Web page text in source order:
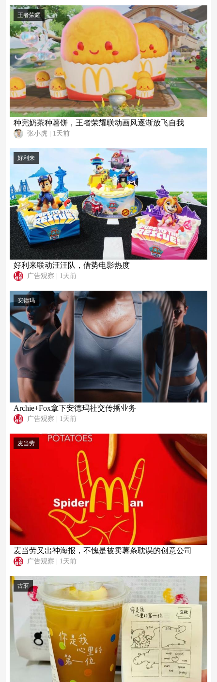
王者荣耀
种完奶茶种薯饼，王者荣耀联动画风逐渐放飞自我
张小虎 | 1天前
好利来
好利来联动汪汪队，借势电影热度
广告观察 1天前
安德玛
Archie+Fox拿下安德玛社交传播业务
广告观察 | 1天前
麦当劳
麦当劳又出神海报，不愧是被卖薯条耽误的创意公司
广告观察 1天前
古茗